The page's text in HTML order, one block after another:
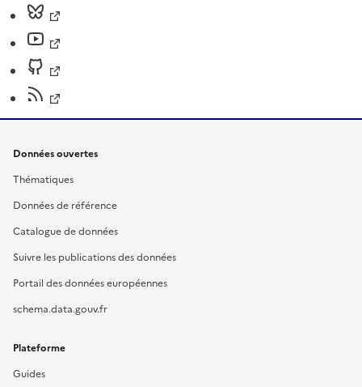
Données ouvertes
Thématiques
Données de référence
Catalogue de données
Suivre les publications des données
Portail des données européennes
schema.data.gouv.fr
Plateforme
Guides